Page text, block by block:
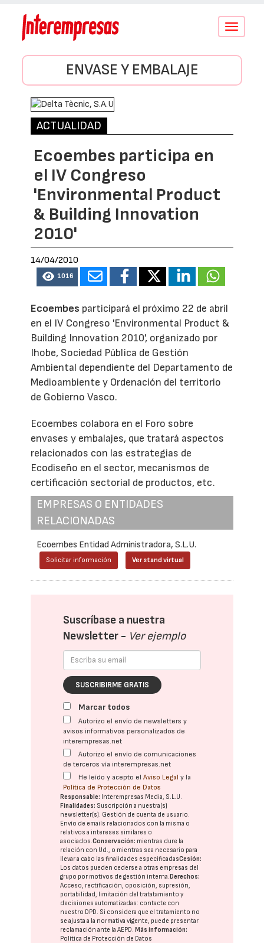
Conmutar
ENVASE Y EMBALAJE
ACTUALIDAD
Ecoembes participa en
el IV Congreso
'Environmental Product
& Building Innovation
2010'
14/04/2010
1016
Ecoembes participará el próximo 22 de abril
en el IV Congreso 'Environmental Product &
Building Innovation 2010', organizado por
Ihobe, Sociedad Pública de Gestión
Ambiental dependiente del Departamento de
Medioambiente y Ordenación del territorio
de Gobierno Vasco.
Ecoembes colabora en el Foro sobre
envases y embalajes, que tratará aspectos
relacionados con las estrategias de
Ecodiseño en el sector, mecanismos de
certificación sectorial de productos, etc.
EMPRESAS O ENTIDADES
RELACIONADAS
Ecoembes Entidad Administradora, S.L.U.
Solicitar información Ver stand virtual
Suscríbase a nuestra
Newsletter - Ver ejemplo
SUSCRIBIRME GRATIS
Marcar todos
Autorizo el envío de newsletters y
avisos informativos personalizados de
interempresas.net
Autorizo el envío de comunicaciones
de terceros vía interempresas.net
He leído y acepto elAviso Legal y la
Política de Protección de Datos
Responsable: Interempresas Media, S.L.U.
Finalidades: Suscripción a nuestra(s)
newsletter(s). Gestión de cuenta de usuario.
Envío de emails relacionados con la misma o
relativos a intereses similares o
asociados.Conservación: mientras dure la
relación con Ud., o mientras sea necesario para
llevar a cabo las finalidades especificadasCesión:
Los datos pueden cederse a otras empresas del
grupo por motivos de gestión interna.Derechos:
Acceso, rectificación, oposición, supresión,
portabilidad, limitación del tratatamiento y
decisiones automatizadas: contacte con
nuestro DPD. Si considera que el tratamiento no
se ajusta a la normativa vigente, puede presentar
reclamación ante laAEPD.Más información:
Política de Protección de Datos